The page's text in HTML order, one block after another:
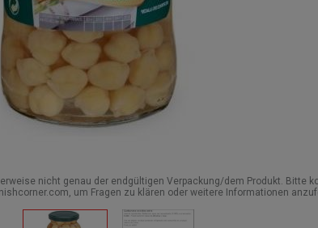
nicht genau der endgültigen Verpackung/dem Produkt. Bitte
um Fragen zu klären oder weitere Informationen